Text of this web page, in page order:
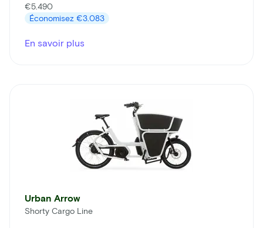
€5.490
Économisez €3.083
En savoir plus
Urban Arrow
Shorty Cargo Line